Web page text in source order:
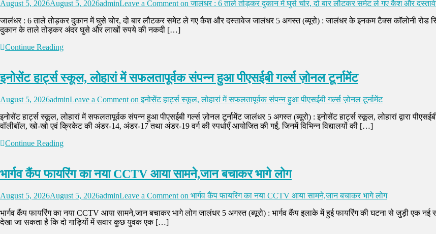
August 5, 2026August 5, 2026adminLeave a Comment on जालंधर : 6 ताले तोड़कर दुकान में घुसे चोर, दो बार लौटकर समेट ले गए कैश और
जालंधर : 6 ताले तोड़कर दुकान में घुसे चोर, दो बार लौटकर समेट ले गए कैश और दस्तावेज जालंधर 5 अगस्त (ब्यूरो) : जालंधर के इनकम टैक्स कॉलोनी रोड
दुकान के ताले तोड़कर अंदर घुसे और लाखों रुपये की नकदी […]
Continue Reading
इनोसेंट हार्ट्स स्कूल, लोहारां में सफलतापूर्वक संपन्न हुआ पीएसईबी गर्ल्स ज़ोनल टूर्नामेंट
August 5, 2026adminLeave a Comment on इनोसेंट हार्ट्स स्कूल, लोहारां में सफलतापूर्वक संपन्न हुआ पीएसईबी गर्ल्स ज़ोनल टूर्नामेंट
इनोसेंट हार्ट्स स्कूल, लोहारां में सफलतापूर्वक संपन्न हुआ पीएसईबी गर्ल्स ज़ोनल टूर्नामेंट जालंधर 5 अगस्त (ब्यूरो) : इनोसेंट हार्ट्स स्कूल, लोहारां द्वारा
वॉलीबॉल, खो-खो एवं क्रिकेट की अंडर-14, अंडर-17 तथा अंडर-19 वर्ग की स्पर्धाएँ आयोजित की गईं, जिनमें विभिन्न विद्यालयों की […]
Continue Reading
भार्गव कैंप फायरिंग का नया CCTV आया सामने,जान बचाकर भागे लोग
August 5, 2026August 5, 2026adminLeave a Comment on भार्गव कैंप फायरिंग का नया CCTV आया सामने,जान बचाकर भागे लोग
भार्गव कैंप फायरिंग का नया CCTV आया सामने,जान बचाकर भागे लोग जालंधर 5 अगस्त (ब्यूरो) : भार्गव कैंप इलाके में हुई फायरिंग की घटना से जुड़ी एक
देखा जा सकता है कि दो गाड़ियों में सवार कुछ युवक एक […]